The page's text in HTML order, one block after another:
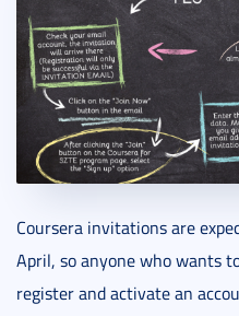
Coursera invitations are
April, so anyone who wants
register and activate an